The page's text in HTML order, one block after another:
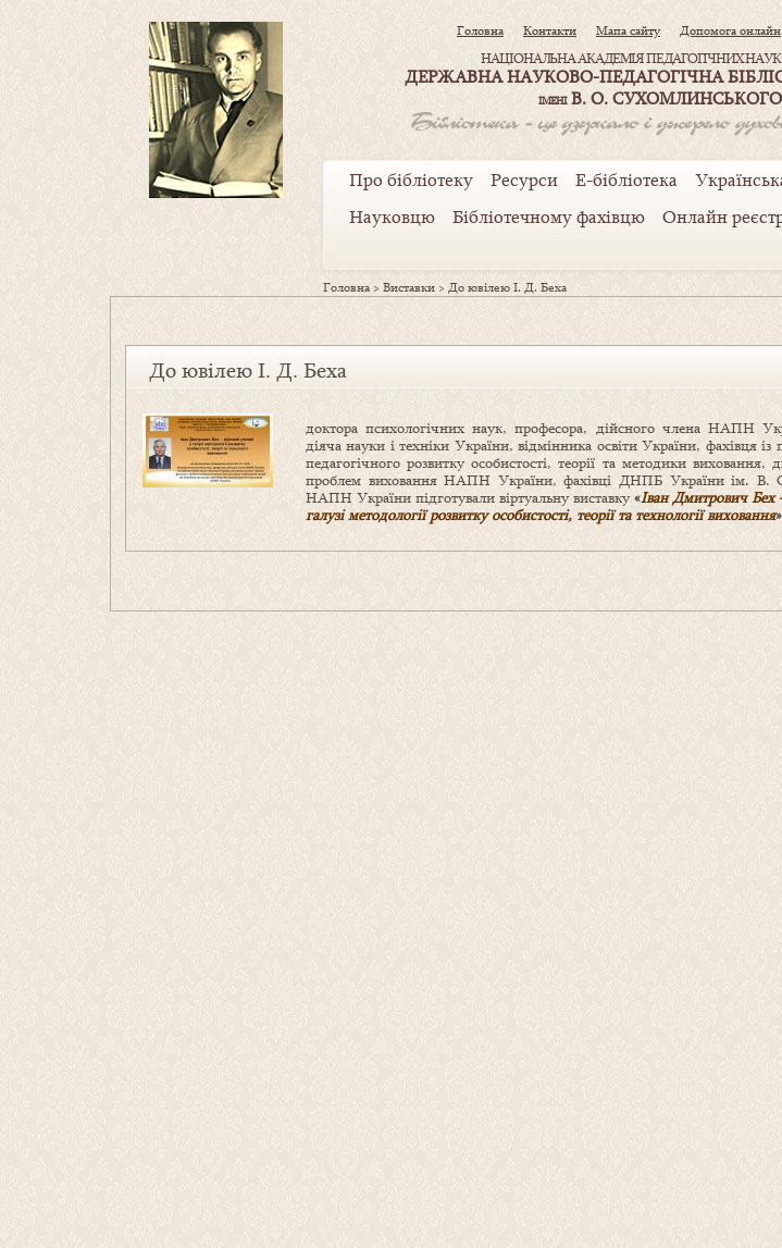
Головна Контакти Мапа сайту Допомога онлайн
НАЦІОНАЛЬНА АКАДЕМІЯ ПЕДАГОГІЧНИХ
ДЕРЖАВНА НАУКОВО-ПЕДАГОГІЧНА
ІМЕНІВ. О. СУХОМЛИНСЬКОГО
Про бібліотеку Ресурси Е-бібліотека
Науковцю
Бібліотечному фахівцю Онлайн
Головна >Виставки >До ювілею І. Д. Беха
До ювілею І. Д. Беха
доктора психологічних наук, професора, дійсного члена НАПН
діяча науки і техніки України, відмінника освіти України, фахівця
педагогічного розвитку особистості, теорії та методики виховання,
проблем виховання НАПН України, фахівці ДНПБ України ім. В.
НАПН України підготували віртуальну виставку«Іван Дмитрович Бех
галузі методології розвитку особистості, теорії та технології виховання